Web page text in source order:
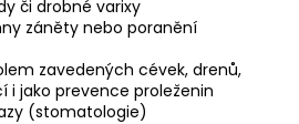
či drobné varixy
záněty nebo poranění
zavedených cévek, drenů,
i jako prevence proleženin
(stomatologie)